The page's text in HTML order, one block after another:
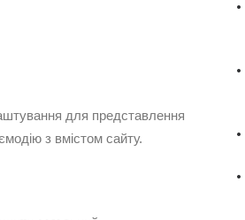
для представлення
з вмістом сайту.